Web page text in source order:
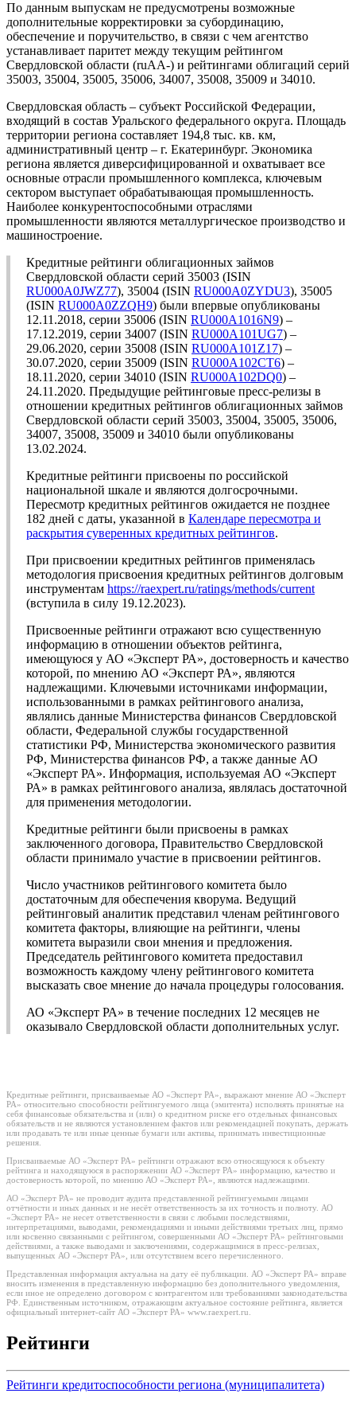
По данным выпускам не предусмотрены возможные
дополнительные корректировки за субординацию,
обеспечение и поручительство, в связи с чем агентство
устанавливает паритет между текущим рейтингом
Свердловской области (ruAA-) и рейтингами облигаций серий
35003, 35004, 35005, 35006, 34007, 35008, 35009 и 34010.
Свердловская область – субъект Российской Федерации,
входящий в состав Уральского федерального округа. Площадь
территории региона составляет 194,8 тыс. кв. км,
административный центр – г. Екатеринбург. Экономика
региона является диверсифицированной и охватывает все
основные отрасли промышленного комплекса, ключевым
сектором выступает обрабатывающая промышленность.
Наиболее конкурентоспособными отраслями
промышленности являются металлургическое производство и
машиностроение.
Кредитные рейтинги облигационных займов
Свердловской области серий 35003 (ISIN
RU000A0JWZ77), 35004 (ISIN RU000A0ZYDU3), 35005
(ISIN RU000A0ZZQH9) были впервые опубликованы
12.11.2018, серии 35006 (ISIN RU000A1016N9) –
17.12.2019, серии 34007 (ISIN RU000A101UG7) –
29.06.2020, серии 35008 (ISIN RU000A101Z17) –
30.07.2020, серии 35009 (ISIN RU000A102CT6) –
18.11.2020, серии 34010 (ISIN RU000A102DQ0) –
24.11.2020. Предыдущие рейтинговые пресс-релизы в
отношении кредитных рейтингов облигационных займов
Свердловской области серий 35003, 35004, 35005, 35006,
34007, 35008, 35009 и 34010 были опубликованы
13.02.2024.
Кредитные рейтинги присвоены по российской
национальной шкале и являются долгосрочными.
Пересмотр кредитных рейтингов ожидается не позднее
182 дней с даты, указанной в Календаре пересмотра и
раскрытия суверенных кредитных рейтингов.
При присвоении кредитных рейтингов применялась
методология присвоения кредитных рейтингов долговым
инструментам https://raexpert.ru/ratings/methods/current
(вступила в силу 19.12.2023).
Присвоенные рейтинги отражают всю существенную
информацию в отношении объектов рейтинга,
имеющуюся у АО «Эксперт РА», достоверность и качество
которой, по мнению АО «Эксперт РА», являются
надлежащими. Ключевыми источниками информации,
использованными в рамках рейтингового анализа,
являлись данные Министерства финансов Свердловской
области, Федеральной службы государственной
статистики РФ, Министерства экономического развития
РФ, Министерства финансов РФ, а также данные АО
«Эксперт РА». Информация, используемая АО «Эксперт
РА» в рамках рейтингового анализа, являлась достаточной
для применения методологии.
Кредитные рейтинги были присвоены в рамках
заключенного договора, Правительство Свердловской
области принимало участие в присвоении рейтингов.
Число участников рейтингового комитета было
достаточным для обеспечения кворума. Ведущий
рейтинговый аналитик представил членам рейтингового
комитета факторы, влияющие на рейтинги, члены
комитета выразили свои мнения и предложения.
Председатель рейтингового комитета предоставил
возможность каждому члену рейтингового комитета
высказать свое мнение до начала процедуры голосования.
АО «Эксперт РА» в течение последних 12 месяцев не
оказывало Свердловской области дополнительных услуг.
Кредитные рейтинги, присваиваемые АО «Эксперт РА», выражают мнение АО «Эксперт
РА» относительно способности рейтингуемого лица (эмитента) исполнять принятые на
себя финансовые обязательства и (или) о кредитном риске его отдельных финансовых
обязательств и не являются установлением фактов или рекомендацией покупать, держать
или продавать те или иные ценные бумаги или активы, принимать инвестиционные
решения.
Присваиваемые АО «Эксперт РА» рейтинги отражают всю относящуюся к объекту
рейтинга и находящуюся в распоряжении АО «Эксперт РА» информацию, качество и
достоверность которой, по мнению АО «Эксперт РА», являются надлежащими.
АО «Эксперт РА» не проводит аудита представленной рейтингуемыми лицами
отчётности и иных данных и не несёт ответственность за их точность и полноту. АО
«Эксперт РА» не несет ответственности в связи с любыми последствиями,
интерпретациями, выводами, рекомендациями и иными действиями третьих лиц, прямо
или косвенно связанными с рейтингом, совершенными АО «Эксперт РА» рейтинговыми
действиями, а также выводами и заключениями, содержащимися в пресс-релизах,
выпущенных АО «Эксперт РА», или отсутствием всего перечисленного.
Представленная информация актуальна на дату её публикации. АО «Эксперт РА» вправе
вносить изменения в представленную информацию без дополнительного уведомления,
если иное не определено договором с контрагентом или требованиями законодательства
РФ. Единственным источником, отражающим актуальное состояние рейтинга, является
официальный интернет-сайт АО «Эксперт РА» www.raexpert.ru.
Рейтинги
Рейтинги кредитоспособности региона (муниципалитета)